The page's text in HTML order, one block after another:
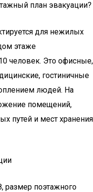
план эвакуации?
для нежилых
этаже
человек. Это офисные,
гостиничные
людей. На
помещений,
путей и мест хранения
размер поэтажного